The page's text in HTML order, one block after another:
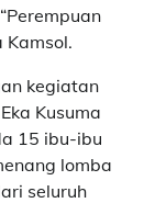
Kamsol.
kegiatan
Kusuma
15 ibu-ibu
lomba
seluruh